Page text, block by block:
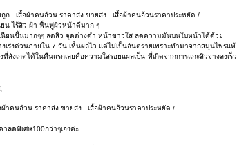
.. เสื้อผ้าคนอ้วน ราคาส่ง ขายส่ง.. เสื้อผ้าคนอ้วนราคาประหยัด /
น ไร้สิว ฝ้า ฟื้นฟูผิวหน้าดีมาก ๆ
นียนขึ้นมากๆๆ ลดสิว จุดด่างดำ หน้าขาวใส ลดความมันบนใบหน้าได้ด้วย
ร่งด่วนภายใน 7 วัน เห็นผลไว แต่ไม่เป็นอันตรายเพราะทำมาจากสมุนไพรแท้
งเกตได้ในคืนแรกเลยคือความใสรอยแผลเป็น ที่เกิดจากการแกะสิวจางลงเร็ว
าคนอ้วน ราคาส่ง ขายส่ง.. เสื้อผ้าคนอ้วนราคาประหยัด /
ลดพิเศษ100กว่าๆเองค่ะ